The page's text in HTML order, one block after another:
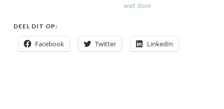
wat door
DEEL DIT OP:
Facebook Twitter LinkedIn